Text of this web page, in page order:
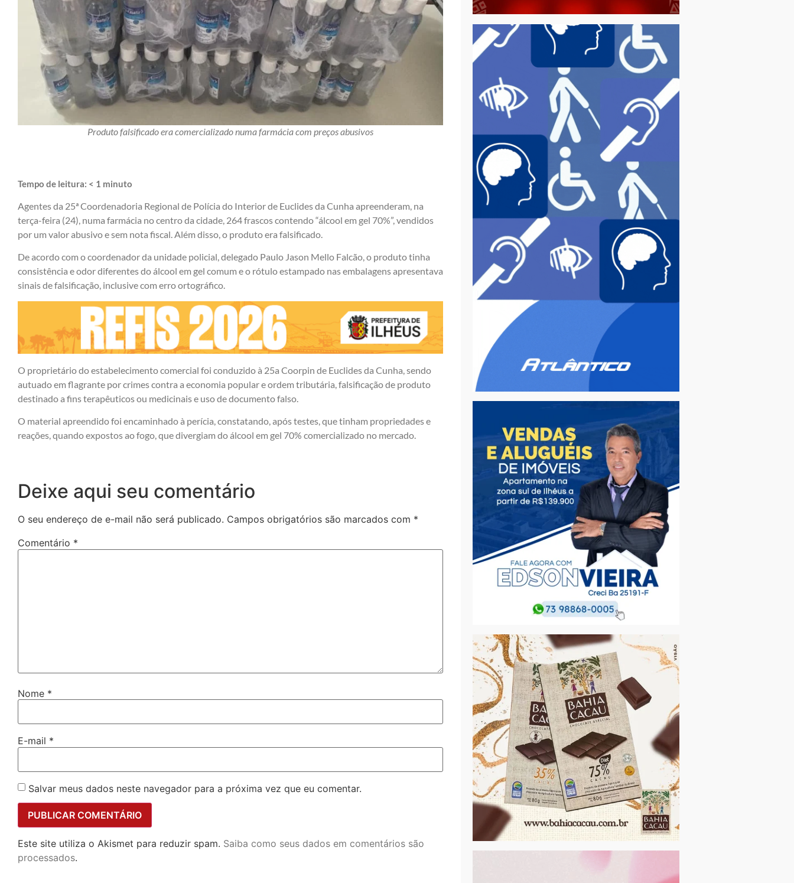
Produto falsificado era comercializado numa farmácia com preços abusivos
Tempo de leitura: < 1 minuto
Agentes da 25ª Coordenadoria Regional de Polícia do Interior de Euclides da Cunha apreenderam, na
terça-feira (24), numa farmácia no centro da cidade, 264 frascos contendo “álcool em gel 70%”, vendidos
por um valor abusivo e sem nota fiscal. Além disso, o produto era falsificado.
De acordo com o coordenador da unidade policial, delegado Paulo Jason Mello Falcão, o produto tinha
consistência e odor diferentes do álcool em gel comum e o rótulo estampado nas embalagens apresentava
sinais de falsificação, inclusive com erro ortográfico.
O proprietário do estabelecimento comercial foi conduzido à 25a Coorpin de Euclides da Cunha, sendo
autuado em flagrante por crimes contra a economia popular e ordem tributária, falsificação de produto
destinado a fins terapêuticos ou medicinais e uso de documento falso.
O material apreendido foi encaminhado à perícia, constatando, após testes, que tinham propriedades e
reações, quando expostos ao fogo, que divergiam do álcool em gel 70% comercializado no mercado.
Deixe aqui seu comentário
O seu endereço de e-mail não será publicado. Campos obrigatórios são marcados com *
Comentário *
Nome *
E-mail *
Salvar meus dados neste navegador para a próxima vez que eu comentar.
Este site utiliza o Akismet para reduzir spam. Saiba como seus dados em comentários são
processados.